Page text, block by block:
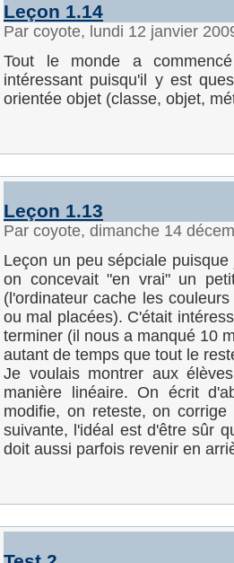
Leçon 1.14
Par coyote, lundi 12 janvier
Tout le monde a
intéressant puisqu'il y est
orientée objet (classe, objet,
Leçon 1.13
Par coyote, dimanche 14
Leçon un peu sépciale
on concevait "en vrai" un
(l'ordinateur cache les
ou mal placées). C'était
terminer (il nous a manqué 10
autant de temps que tout le
Je voulais montrer aux
manière linéaire. On écrit
modifie, on reteste, on
suivante, l'idéal est d'être sûr
doit aussi parfois revenir en